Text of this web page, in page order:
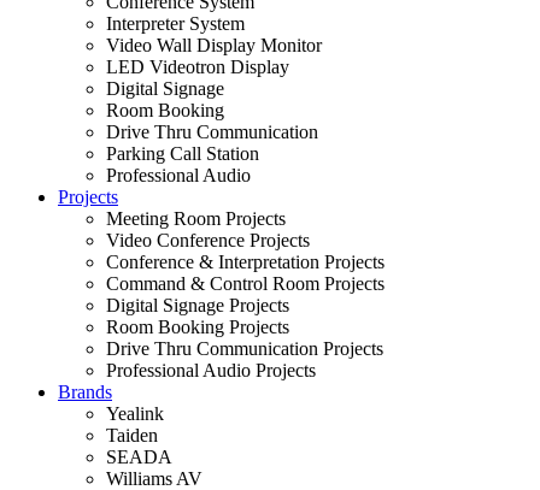
Interpreter System
Video Wall Display Monitor
LED Videotron Display
Digital Signage
Room Booking
Drive Thru Communication
Parking Call Station
Professional Audio
Projects
Meeting Room Projects
Video Conference Projects
Conference & Interpretation Projects
Command & Control Room Projects
Digital Signage Projects
Room Booking Projects
Drive Thru Communication Projects
Professional Audio Projects
Brands
Yealink
Taiden
SEADA
Williams AV